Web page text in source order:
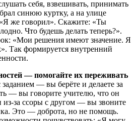
себя, взвешивать, принимать
синюю куртку, а на улице
же говорил». Скажите: «Ты
Что будешь делать теперь?».
«Мои решения имеют значение. Я
Так формируется внутренний
— помогайте их переживать
заданием — вы берёте и делаете за
— вы говорите учителю, что он
из-за ссоры с другом — вы звоните
Это — доброта, но не помощь.